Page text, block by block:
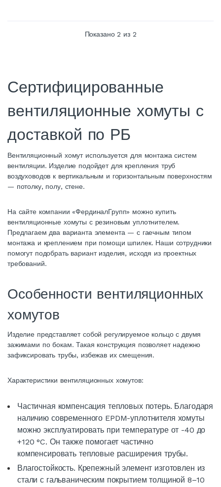
Показано2 из 2
Сертифицированные
вентиляционные хомуты с
доставкой по РБ
Вентиляционный хомут используется для монтажа систем
вентиляции. Изделие подойдет для крепления труб
воздуховодов к вертикальным и горизонтальным поверхностям
— потолку, полу, стене.
На сайте компании «ФердиналГрупп» можно купить
вентиляционные хомуты с резиновым уплотнителем.
Предлагаем два варианта элемента — с гаечным типом
монтажа и креплением при помощи шпилек. Наши сотрудники
помогут подобрать вариант изделия, исходя из проектных
требований.
Особенности вентиляционных
хомутов
Изделие представляет собой регулируемое кольцо с двумя
зажимами по бокам. Такая конструкция позволяет надежно
зафиксировать трубы, избежав их смещения.
Характеристики вентиляционных хомутов:
Частичная компенсация тепловых потерь. Благодаря
наличию современного EPDM-уплотнителя хомуты
можно эксплуатировать при температуре от -40 до
+120 °C. Он также помогает частично
компенсировать тепловые расширения трубы.
Влагостойкость. Крепежный элемент изготовлен из
стали с гальваническим покрытием толщиной 8–10